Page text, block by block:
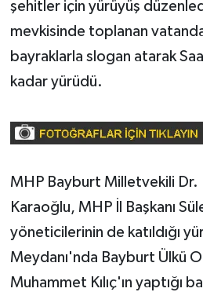
şehitler için yürüyüş
mevkisinde toplanan
bayraklarla slogan atarak
kadar yürüdü.
MHP Bayburt Milletvekili Dr.
Karaoğlu, MHP İl Başkanı
yöneticilerinin de katıldığı
Meydanı'nda Bayburt Ülkü
Muhammet Kılıç'ın yaptığı